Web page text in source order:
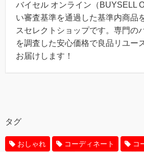
バイセル オンライン（BUYSELL
い審査基準を通過した基準内商品
スセレクトショップです。専門の
を調査した安心価格で良品リユー
お届けします！
タグ
おしゃれ コーディネート コ